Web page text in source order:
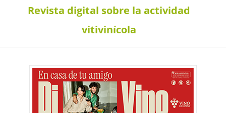
Revista digital sobre la actividad
vitivinícola